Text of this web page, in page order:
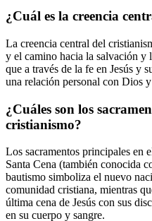
¿Cuál es la creencia
La creencia central del
y el camino hacia la salvación y
que a través de la fe en Jesús y
una relación personal con Dios
¿Cuáles son los
cristianismo?
Los sacramentos principales en
Santa Cena (también conocida
bautismo simboliza el nuevo
comunidad cristiana, mientras
última cena de Jesús con sus
en su cuerpo y sangre.